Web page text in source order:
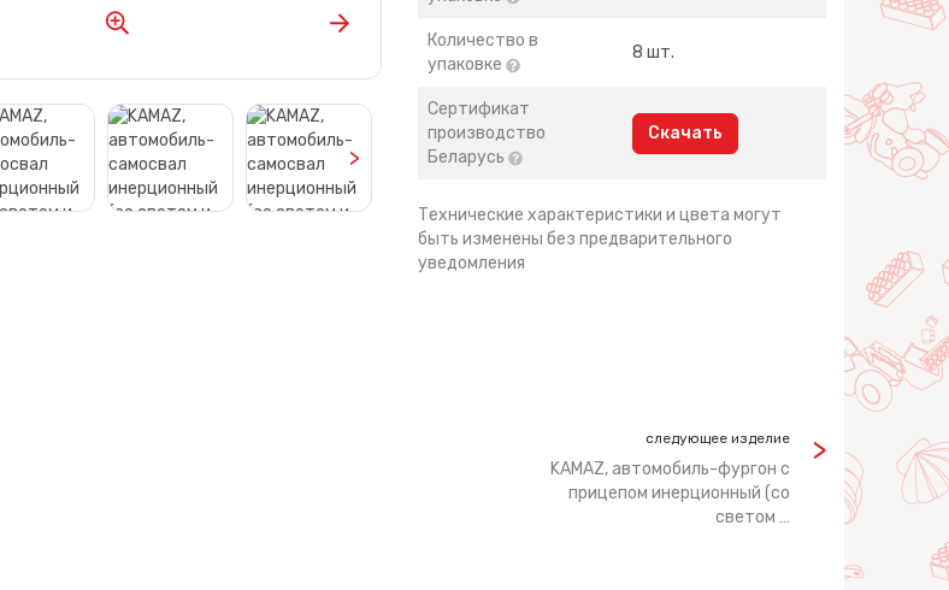
>
Количество в
упаковке
8 шт.
Сертификат
производство
Беларусь
Скачать
Технические характеристики и цвета могут
быть изменены без предварительного
уведомления
следующее изделие
KAMAZ, автомобиль-фургон с
прицепом инерционный (со
светом …